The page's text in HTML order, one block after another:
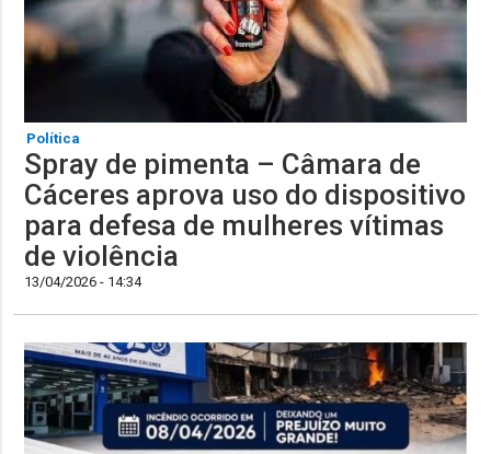
Política
Spray de pimenta – Câmara de
Cáceres aprova uso do dispositivo
para defesa de mulheres vítimas
de violência
13/04/2026 - 14:34